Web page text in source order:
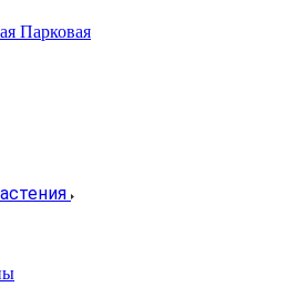
Парковая